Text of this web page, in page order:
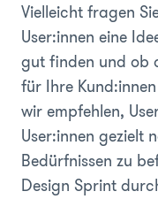
Vielleicht fragen
User:innen eine
gut finden und ob
für Ihre
wir empfehlen,
User:innen gezielt
Bedürfnissen zu
Design Sprint